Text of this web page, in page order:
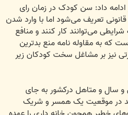
داد: سن کودک در زمان رای
قانونی تعریف می‌شود اما با وارد شدن
15 تا 18 سال بنا به شرایطی می‌توانند کار کنند و منافع
که به مقاوله نامه منع بدترین
نیز بر مشاغل سخت کودکان زیر
و سال و متاهل درکشور به جای
در موقعیت یک همسر و شریک